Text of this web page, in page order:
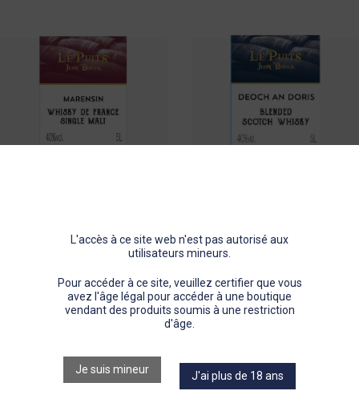
L'accès à ce site web n'est pas autorisé aux
utilisateurs mineurs.
Pour accéder à ce site, veuillez certifier que vous
avez l'âge légal pour accéder à une boutique
vendant des produits soumis à une restriction
d'âge.
Je suis mineur J'ai plus de 18 ans